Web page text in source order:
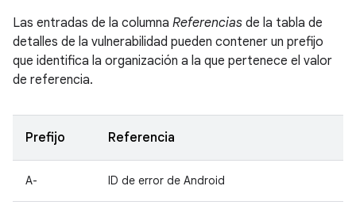
Las entradas de la columna Referencias de la tabla de
detalles de la vulnerabilidad pueden contener un prefijo
que identifica la organización a la que pertenece el valor
de referencia.
Prefijo Referencia
A- ID de error de Android